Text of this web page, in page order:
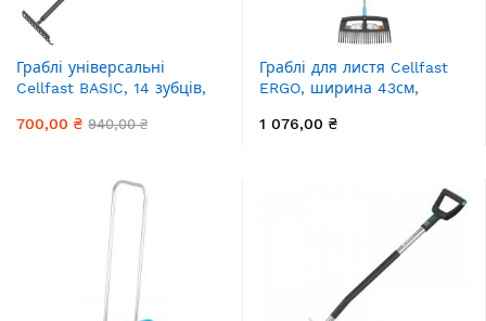
Граблі універсальні
Cellfast BASIC, 14 зубців,
700,00 ₴ 940,00 ₴
Граблі для листя Cellfast
ERGO, ширина 43см,
1 076,00 ₴